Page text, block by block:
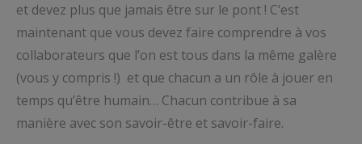
et devez plus que jamais être sur le pont ! C’est
maintenant que vous devez faire comprendre à vos
collaborateurs que l’on est tous dans la même galère
(vous y compris !) et que chacun a un rôle à jouer en
temps qu’être humain… Chacun contribue à sa
manière avec son savoir-être et savoir-faire.